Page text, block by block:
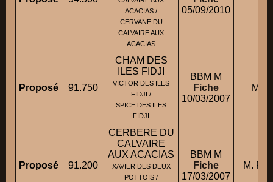
ACACIAS /
CERVANE DU
CALVAIRE AUX
ACACIAS
05/09/2010
Proposé 91.750
CHAM DES
ILES FIDJI
VICTOR DES ILES
FIDJI /
SPICE DES ILES
FIDJI
BBM M
Fiche
10/03/2007
M.
Proposé 91.200
CERBERE DU
CALVAIRE
AUX ACACIAS
XAVIER DES DEUX
POTTOIS /
BBM M
Fiche
17/03/2007
M.